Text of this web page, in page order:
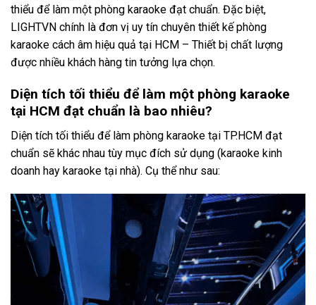
thiểu để làm một phòng karaoke đạt chuẩn. Đặc biệt,
LIGHTVN chính là đơn vị uy tín chuyên thiết kế phòng
karaoke cách âm hiệu quả tại HCM – Thiết bị chất lượng
được nhiều khách hàng tin tưởng lựa chọn.
Diện tích tối thiểu để làm một phòng karaoke
tại HCM đạt chuẩn là bao nhiêu?
Diện tích tối thiểu để làm phòng karaoke tại TP.HCM đạt
chuẩn sẽ khác nhau tùy mục đích sử dụng (karaoke kinh
doanh hay karaoke tại nhà). Cụ thể như sau: